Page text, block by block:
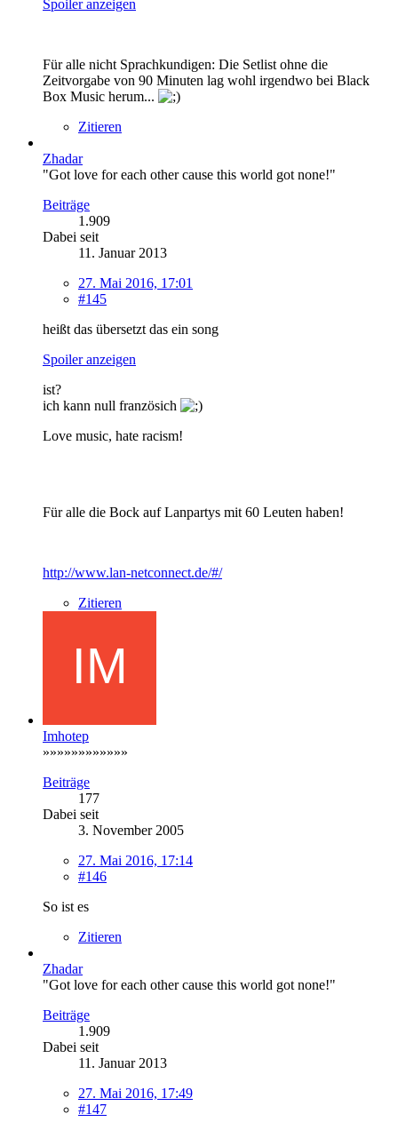
Spoiler anzeigen
Für alle nicht Sprachkundigen: Die Setlist ohne die
Zeitvorgabe von 90 Minuten lag wohl irgendwo bei Black
Box Music herum...
Zitieren
Zhadar
"Got love for each other cause this world got none!"
Beiträge
1.909
Dabei seit
11. Januar 2013
27. Mai 2016, 17:01
#145
heißt das übersetzt das ein song
Spoiler anzeigen
ist?
ich kann null französich
Love music, hate racism!
Für alle die Bock auf Lanpartys mit 60 Leuten haben!
http://www.lan-netconnect.de/#/
Zitieren
Imhotep
»»»»»»»»»»»»
Beiträge
177
Dabei seit
3. November 2005
27. Mai 2016, 17:14
#146
So ist es
Zitieren
Zhadar
"Got love for each other cause this world got none!"
Beiträge
1.909
Dabei seit
11. Januar 2013
27. Mai 2016, 17:49
#147